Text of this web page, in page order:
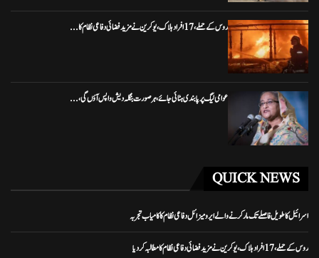
روس کے حملے، 17 افراد ہلاک، یوکرین نے مزید فضائی دفاعی نظام کا...
عوامی لیگ پر پابندی ہٹائی جائے، ہر صورت بنگلہ دیش واپس آؤں گی،...
QUICK NEWS
اسرائیل کا طویل فاصلے تک مار کرنے والے ایرو میزائل دفاعی نظام کا کامیاب تجربہ
روس کے حملے، 17 افراد ہلاک، یوکرین نے مزید فضائی دفاعی نظام کا مطالبہ کر دیا